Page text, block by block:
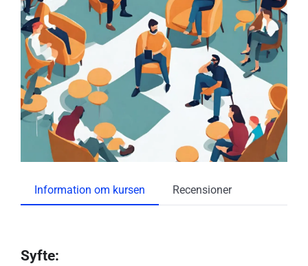
Information om kursen Recensioner
Syfte: